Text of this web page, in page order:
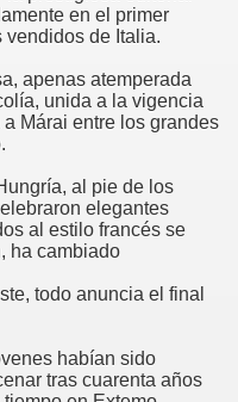
en el primer
vendidos de Italia.
apenas atemperada
unida a la vigencia
Márai entre los grandes
al pie de los
elegantes
al estilo francés se
ha cambiado
todo anuncia el final
habían sido
tras cuarenta años